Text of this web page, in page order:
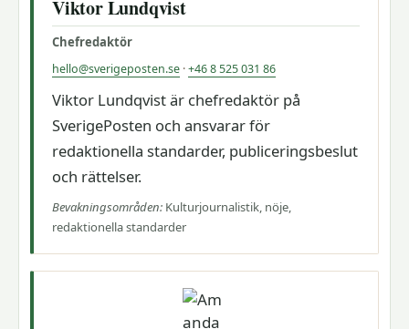
Viktor Lundqvist
Chefredaktör
hello@sverigeposten.se ·+46 8 525 031 86
Viktor Lundqvist är chefredaktör på
SverigePosten och ansvarar för
redaktionella standarder, publiceringsbeslut
och rättelser.
Bevakningsområden: Kulturjournalistik, nöje,
redaktionella standarder